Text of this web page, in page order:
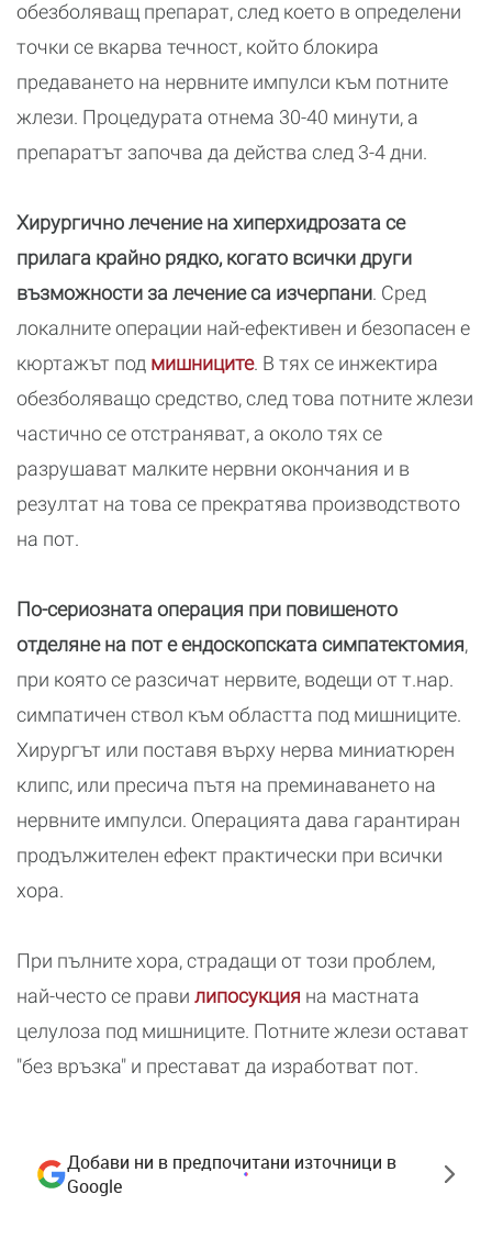
обезболяващ препарат, след което в определени
точки се вкарва течност, който блокира
предаването на нервните импулси към потните
жлези. Процедурата отнема 30-40 минути, а
препаратът започва да действа след 3-4 дни.
Хирургично лечениена хиперхидрозата се
прилага крайно рядко, когато всички други
възможности за лечение са изчерпани. Сред
локалните операции най-ефективен и безопасен е
кюртажът под мишниците. В тях се инжектира
обезболяващо средство, след това потните жлези
частично се отстраняват, а около тях се
разрушават малките нервни окончания и в
резултат на това се прекратява производството
на пот.
По-сериозната операция при повишеното
отделяне на пот е ендоскопската симпатектомия,
при която се разсичат нервите, водещи от т.нар.
симпатичен ствол към областта под мишниците.
Хирургът или поставя върху нерва миниатюрен
клипс, или пресича пътя на преминаването на
нервните импулси. Операцията дава гарантиран
продължителен ефект практически при всички
хора.
При пълните хора, страдащи от този проблем,
най-често се прави липосукция на мастната
целулоза под мишниците. Потните жлези остават
"без връзка" и престават да изработват пот.
Добави ни в предпочитани източници в
Google